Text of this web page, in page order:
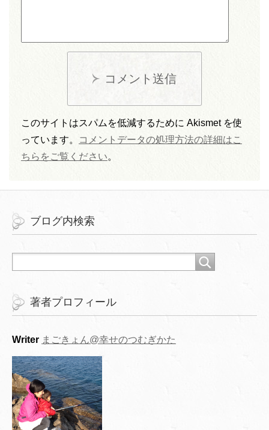
コメント送信
このサイトはスパムを低減するために Akismet を使
っています。
コメントデータの処理方法の詳細はこ
ちらをご覧ください。
ブログ内検索
著者プロフィール
Writer まごきょん@幸せのつむぎかた